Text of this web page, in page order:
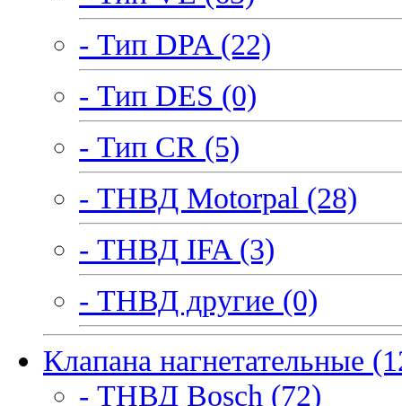
- Тип DPA (22)
- Тип DES (0)
- Тип CR (5)
- ТНВД Motorpal (28)
- ТНВД IFA (3)
- ТНВД другие (0)
Клапана нагнетательные
- ТНВД Bosch (72)